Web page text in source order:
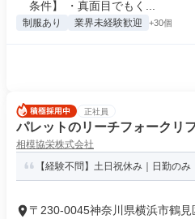
条件】 ・真面目でもく...
制服あり 業界未経験歓迎 +30個
正社員
パレットのリーチフォークリ
相模協栄株式会社
【経験不問】土日祝休み｜日勤の
〒230-0045神奈川県横浜市鶴見